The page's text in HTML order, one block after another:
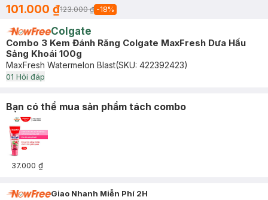
101.000 ₫123.000 ₫ -18%
Colgate
Combo 3 Kem Đánh Răng Colgate MaxFresh Dưa Hấu
Sảng Khoái 100g
MaxFresh Watermelon Blast(SKU: 422392423)
01 Hỏi đáp
Bạn có thể mua sản phẩm tách combo
37.000 ₫
Giao Nhanh Miễn Phí 2H